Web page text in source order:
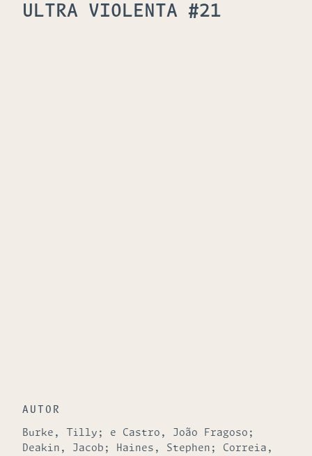
ULTRA VIOLENTA #21
AUTOR
Burke, Tilly; e Castro, João Fragoso;
Deakin, Jacob; Haines, Stephen; Correia,